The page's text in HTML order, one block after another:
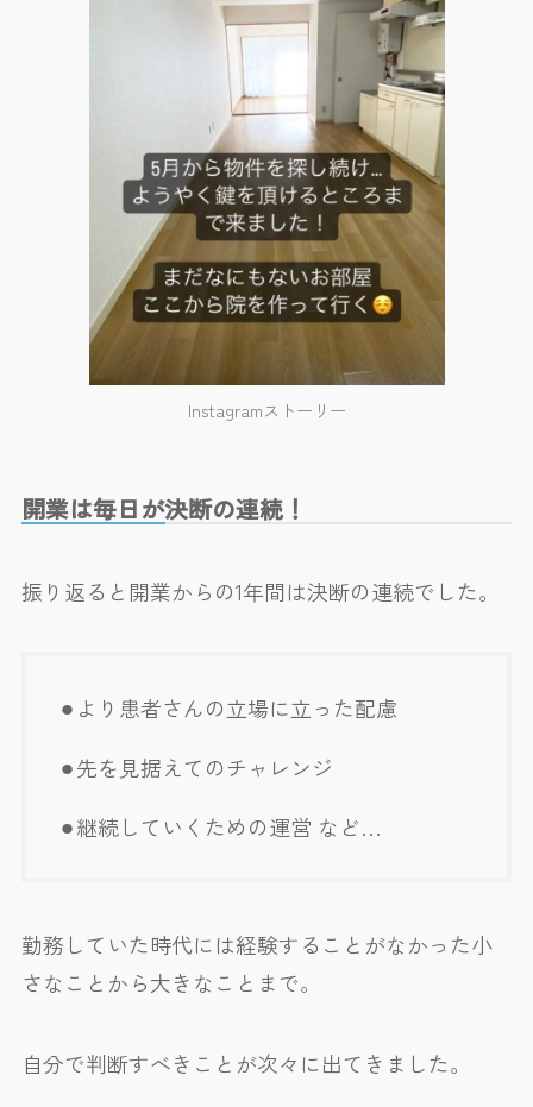
Instagramストーリー
開業は毎日が決断の連続！
振り返ると開業からの1年間は決断の連続でした。
⚫︎より患者さんの立場に立った配慮
⚫︎先を見据えてのチャレンジ
⚫︎継続していくための運営 など…
勤務していた時代には経験することがなかった小
さなことから大きなことまで。
自分で判断すべきことが次々に出てきました。